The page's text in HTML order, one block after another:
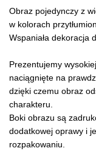
Obraz pojedynczy z
w kolorach
Wspaniała dekoracja
Prezentujemy
naciągnięte na
dzięki czemu obraz
charakteru.
Boki obrazu są
dodatkowej oprawy i
rozpakowaniu.